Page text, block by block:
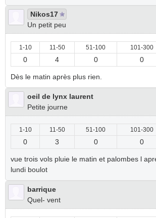
Nikos17
Un petit peu
1-10 11-50 51-100 101-300
0 4 0 0
Dès le matin après plus rien.
oeil de lynx laurent
Petite journe
1-10 11-50 51-100 101-300
0 3 0 0
vue trois vols pluie le matin et palombes l
lundi boulot
barrique
Quel- vent